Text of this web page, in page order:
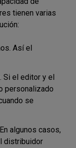
tienen varias
Así el
Si el editor y el
personalizado
se
algunos casos,
distribuidor